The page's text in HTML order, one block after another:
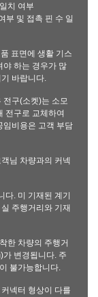
치 여부
부 및 접촉 핀 수 일
표면에 생활 기스
야 하는 경우가 많
바랍니다.
전구(소켓)는 소모
전구로 교체하여
임비용은 고객 부담
님 차량과의 커넥
. 미 기재된 계기
주행거리와 기재
한 차량의 주행거
가 변경됩니다. 주
불가능합니다.
넥터 형상이 다를